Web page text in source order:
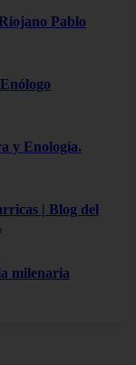
Pablo
y Enología.
| Blog del
milenaria